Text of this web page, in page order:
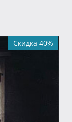
Скидка 40%